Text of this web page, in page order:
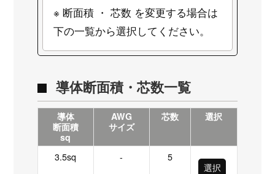
※ 断面積 ・ 芯数 を変更する場合は
下の一覧から選択してください。
導体断面積・芯数一覧
導体
断面積
sq
AWG
サイズ
芯数 選択
3.5sq -
5
選択